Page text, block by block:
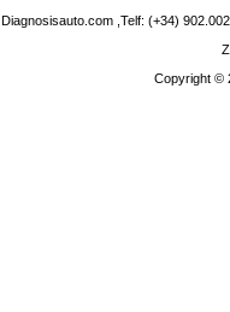
Diagnosisauto.com ,Telf: (+34)
Copyright ©